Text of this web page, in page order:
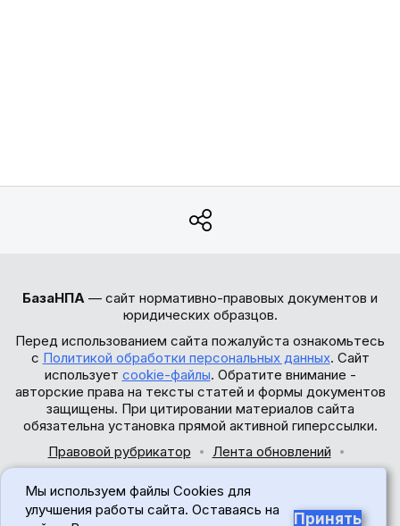
БазаНПА — сайт нормативно-правовых документов и
юридических образцов.
Перед использованием сайта пожалуйста ознакомьтесь
с Политикой обработки персональных данных. Сайт
использует cookie-файлы. Обратите внимание -
авторские права на тексты статей и формы документов
защищены. При цитировании материалов сайта
обязательна установка прямой активной гиперссылки.
Правовой рубрикатор
Лента обновлений
© 2017-2026
Мы используем файлы Cookies для
улучшения работы сайта. Оставаясь на
Принять